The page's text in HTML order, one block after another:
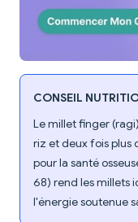
CONSEIL
Le millet finger
riz et deux fois plus
pour la santé
68) rend les millets
l'énergie soutenue